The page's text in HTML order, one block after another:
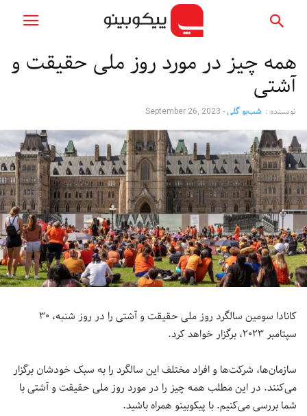
همه چیز در مورد روز ملی حقیقت و
آشتی
نویسنده : شب‌بو گلی-
September 26, 2023
کانادا سومین سالگرد روز ملی حقیقت و آشتی را در روز شنبه، ۳۰
سپتامبر ۲۰۲۳، برگزار خواهد کرد.
سازمان‌ها، شرکت‌ها و افراد مختلف این سالگرد را به سبک خودشان برگزار
می‌کنند. در این مطلب همه چیز را در مورد روز ملی حقیقت و آشتی با
شما بررسی می‌کنیم. با پیکوبینو همراه باشید.